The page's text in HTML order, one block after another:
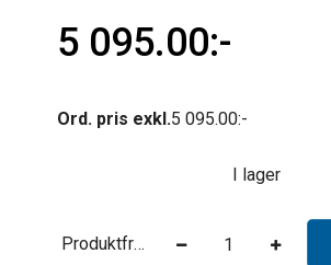
5 095.00
Ord. pris exkl.5 095.00
I lager
Produktfråga